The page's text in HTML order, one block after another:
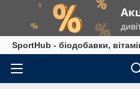
SportHub - біодобавки,